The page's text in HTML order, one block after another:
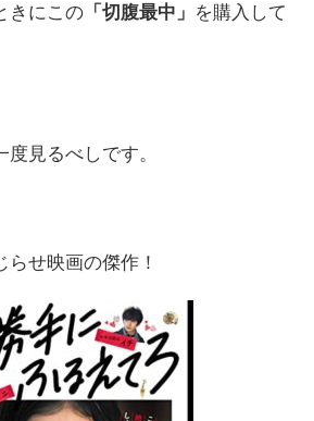
きにこの 「切腹最中」 を購入して
見るべしです。
せ映画の傑作！